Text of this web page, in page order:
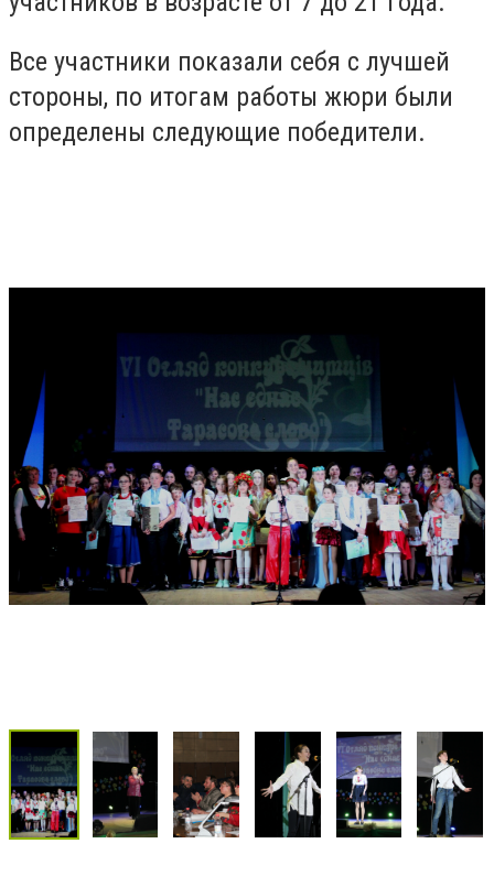
Все участники показали себя с лучшей
стороны, по итогам работы жюри были
определены следующие победители.